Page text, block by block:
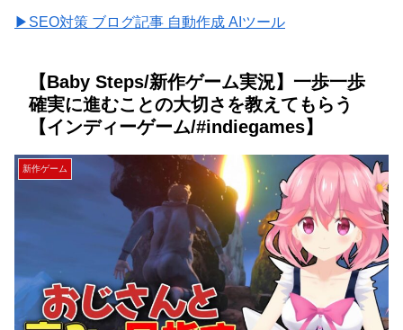
▶SEO対策 ブログ記事 自動作成 AIツール
【Baby Steps/新作ゲーム実況】一歩一歩
確実に進むことの大切さを教えてもらう
【インディーゲーム/#indiegames】
新作ゲーム